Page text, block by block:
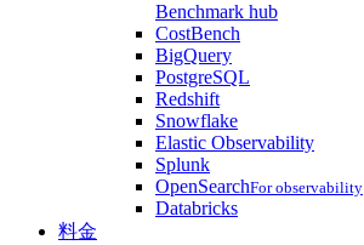
Benchmark hub
CostBench
BigQuery
PostgreSQL
Redshift
Snowflake
Elastic Observability
Splunk
OpenSearchFor observability
Databricks
料金